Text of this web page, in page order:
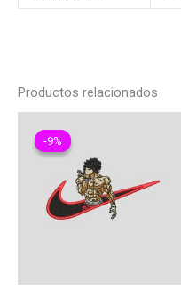
Productos relacionados
-9%
-9%